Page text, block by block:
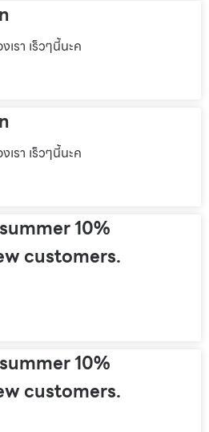
เรา เร็วๆนี้นะค
เรา เร็วๆนี้นะค
10%
customers.
10%
customers.